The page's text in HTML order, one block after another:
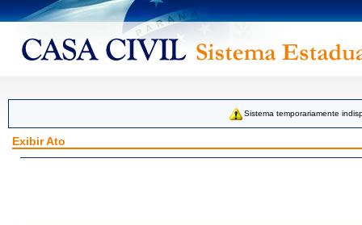
Sistema temporariamente
Exibir Ato